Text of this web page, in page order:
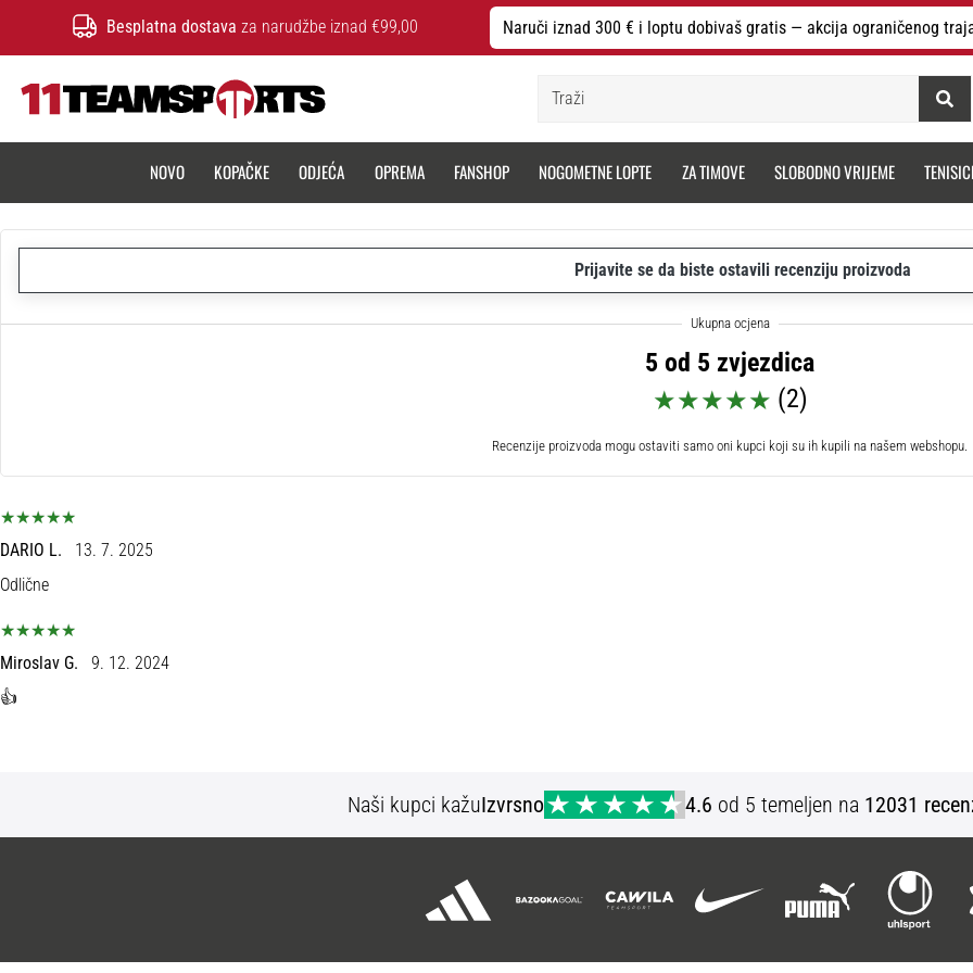
Besplatna dostava za narudžbe iznad €99,00 Naruči iznad 300 € i loptu dobivaš gratis — akcija ograničenog
NOVO KOPAČKE ODJEĆA OPREMA FANSHOP NOGOMETNE LOPTE ZA TIMOVE SLOBODNO VRIJEME
Prijavite se da biste ostavili recenziju proizvoda
5 od 5 zvjezdica
(2)
Recenzije proizvoda mogu ostaviti samo oni kupci koji su ih kupili na našem webshopu.
DARIO L.
13. 7. 2025
Odlične
Miroslav G.
9. 12. 2024
👍
Naši kupci kažuIzvrsno 4.6 od 5 temeljen na 12031